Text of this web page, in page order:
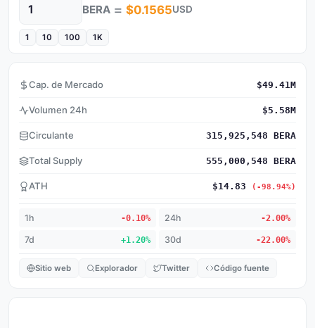
Cantidad BERA = $0.1565USD
1 10 100 1K
Cap. de Mercado $49.41M
Volumen 24h $5.58M
Circulante 315,925,548 BERA
Total Supply 555,000,548 BERA
ATH $14.83 (-98.94%)
1h -0.10% 24h -2.00%
7d +1.20% 30d -22.00%
Sitio web Explorador Twitter Código fuente